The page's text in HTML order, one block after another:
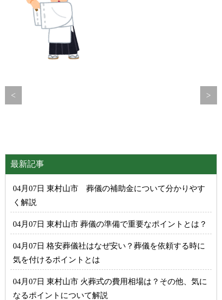
< >
最新記事
04月07日 東村山市 葬儀の補助金について分かりやす
く解説
04月07日 東村山市 葬儀の準備で重要なポイントとは？
04月07日 格安葬儀社はなぜ安い？葬儀を依頼する時に
気を付けるポイントとは
04月07日 東村山市 火葬式の費用相場は？その他、気に
なるポイントについて解説